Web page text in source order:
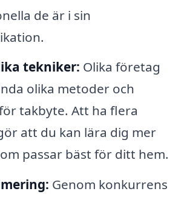
de är i sin
tekniker: Olika företag
olika metoder och
takbyte. Att ha flera
att du kan lära dig mer
passar bäst för ditt hem.
Genom konkurrens